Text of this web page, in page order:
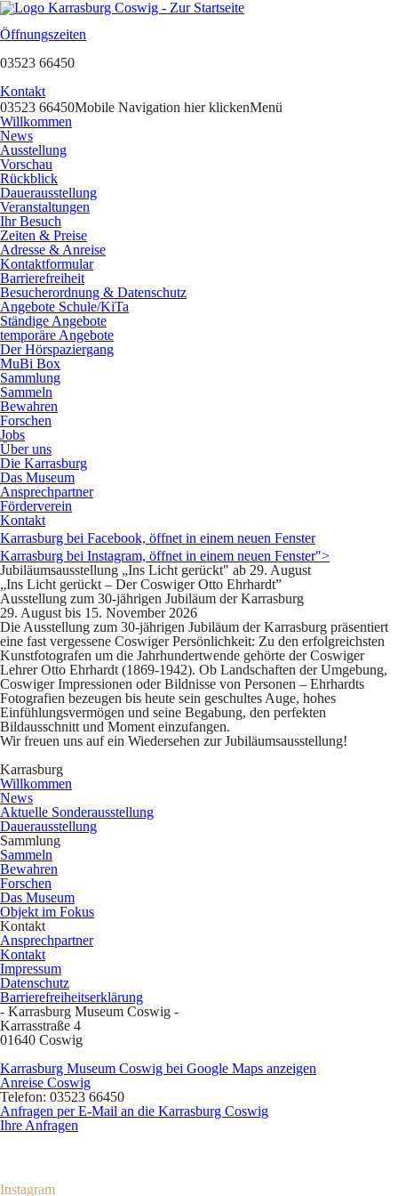
Öffnungszeiten
03523 66450
Kontakt
03523 66450Mobile Navigation hier klickenMenü
Willkommen
News
Ausstellung
Vorschau
Rückblick
Dauerausstellung
Veranstaltungen
Ihr Besuch
Zeiten & Preise
Adresse & Anreise
Kontaktformular
Barrierefreiheit
Besucherordnung & Datenschutz
Angebote Schule/KiTa
Ständige Angebote
temporäre Angebote
Der Hörspaziergang
MuBi Box
Sammlung
Sammeln
Bewahren
Forschen
Jobs
Über uns
Die Karrasburg
Das Museum
Ansprechpartner
Förderverein
Kontakt
Karrasburg bei Facebook, öffnet in einem neuen Fenster
Karrasburg bei Instagram, öffnet in einem neuen Fenster">
Jubiläumsausstellung „Ins Licht gerückt" ab 29. August
„Ins Licht gerückt – Der Coswiger Otto Ehrhardt”
Ausstellung zum 30-jährigen Jubiläum der Karrasburg
29. August bis 15. November 2026
Die Ausstellung zum 30-jährigen Jubiläum der Karrasburg präsentiert
eine fast vergessene Coswiger Persönlichkeit: Zu den erfolgreichsten
Kunstfotografen um die Jahrhundertwende gehörte der Coswiger
Lehrer Otto Ehrhardt (1869-1942). Ob Landschaften der Umgebung,
Coswiger Impressionen oder Bildnisse von Personen – Ehrhardts
Fotografien bezeugen bis heute sein geschultes Auge, hohes
Einfühlungsvermögen und seine Begabung, den perfekten
Bildausschnitt und Moment einzufangen.
Wir freuen uns auf ein Wiedersehen zur Jubiläumsausstellung!
Karrasburg
Willkommen
News
Aktuelle Sonderausstellung
Dauerausstellung
Sammlung
Sammeln
Bewahren
Forschen
Das Museum
Objekt im Fokus
Kontakt
Ansprechpartner
Kontakt
Impressum
Datenschutz
Barrierefreiheitserklärung
- Karrasburg Museum Coswig -
Karrasstraße 4
01640 Coswig
Karrasburg Museum Coswig bei Google Maps anzeigen
Anreise Coswig
Telefon: 03523 66450
Anfragen per E-Mail an die Karrasburg Coswig
Ihre Anfragen
Instagram